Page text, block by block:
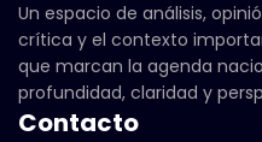
Un espacio de análisis,
crítica y el contexto
que marcan la agenda
profundidad, claridad y
Contacto